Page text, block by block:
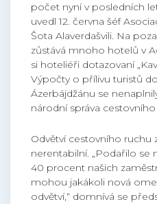
počet nyní v posledních
uvedl 12. června šéf
Šota Alaverdašvili. Na
zůstává mnoho hotelů v
si hoteliéři dotazovaní
Výpočty o přílivu turistů
Ázerbájdžánu se
národní správa
Odvětví cestovního ruchu
nerentabilní. „Podařilo
40 procent našich
mohou jakákoli nová
odvětví,“ domnívá se